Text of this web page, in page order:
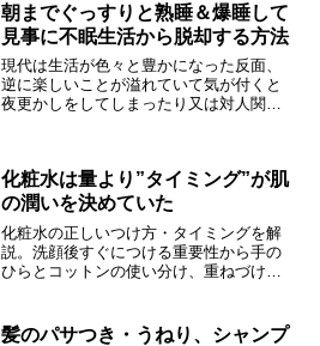
朝までぐっすりと熟睡＆爆睡して
見事に不眠生活から脱却する方法
現代は生活が色々と豊かになった反面、
逆に楽しいことが溢れていて気が付くと
夜更かしをしてしまったり又は対人関係
な「眠り」に関して、どうしたらしっか
りと熟睡や爆睡をすることができるのか
述べさせて頂けたらと思います。
化粧水は量より”タイミング”が肌
の潤いを決めていた
化粧水の正しいつけ方・タイミングを解
説。洗顔後すぐにつける重要性から手の
ひらとコットンの使い分け、重ねづけの
髪のパサつき・うねり、シャンプ